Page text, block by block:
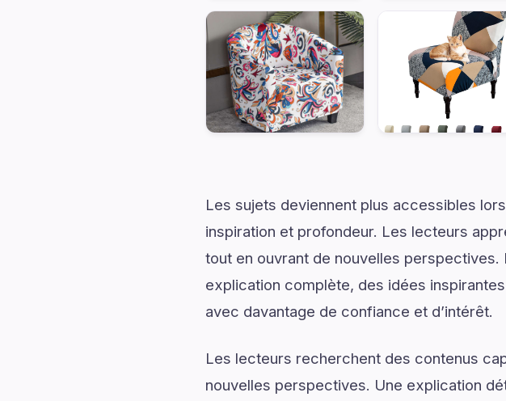
Les sujets deviennent plus accessibles
inspiration et profondeur. Les lecteurs
tout en ouvrant de nouvelles perspectives.
explication complète, des idées
avec davantage de confiance et d’intérêt.
Les lecteurs recherchent des contenus
nouvelles perspectives. Une explication